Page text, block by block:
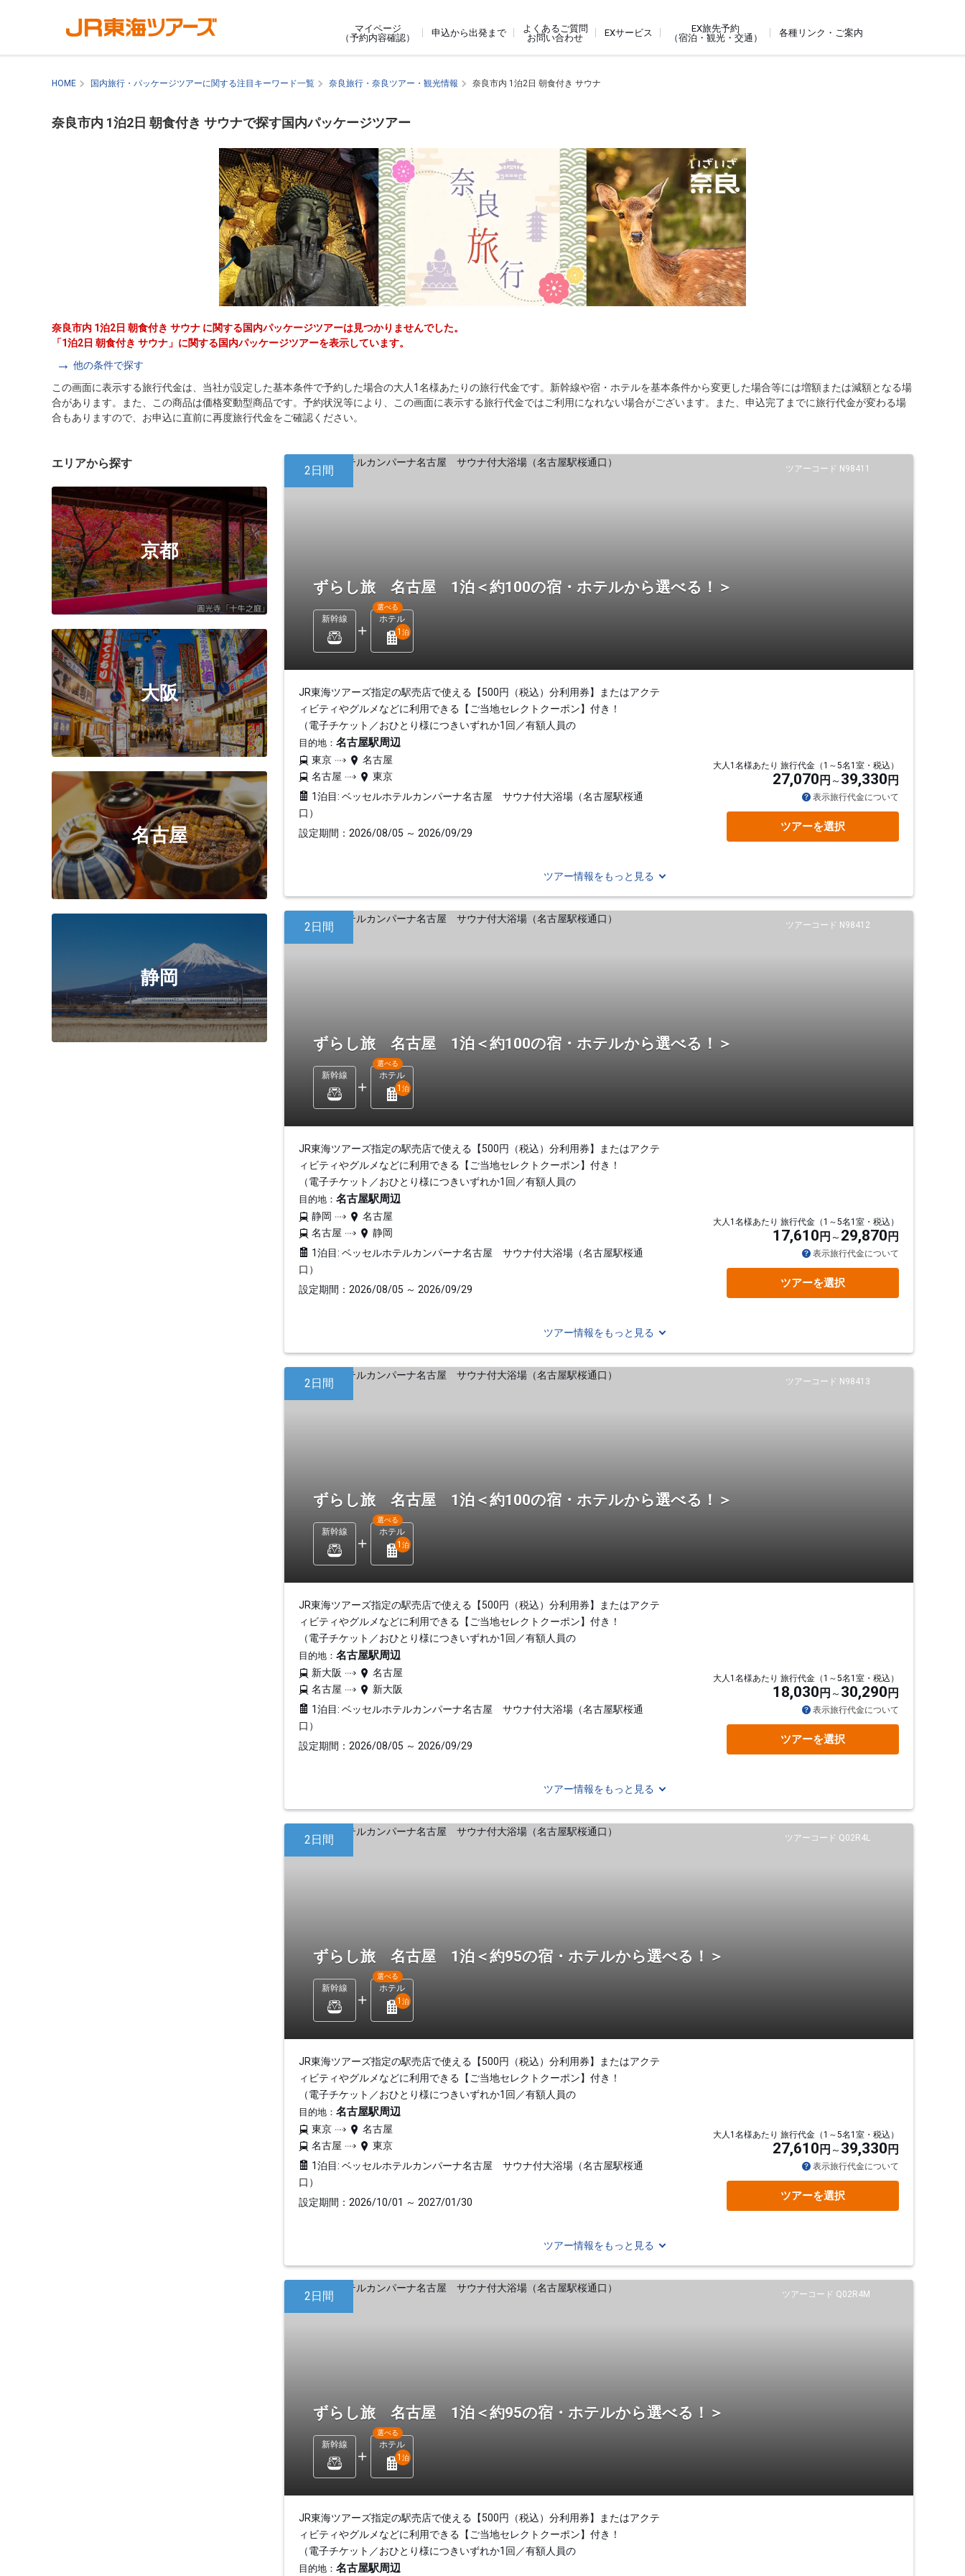
マイページ
（予約内容確認）
申込から出発まで
よくあるご質問
お問い合わせ
EXサービス
EX旅先予約
（宿泊・観光・交通）
各種リンク・ご案内
HOME 国内旅行・パッケージツアーに関する注目キーワード一覧 奈良旅行・奈良ツアー・観光情報 奈良市内 1泊2日 朝食付き サウナ
奈良市内 1泊2日 朝食付き サウナで探す国内パッケージツアー
奈良市内 1泊2日 朝食付き サウナ に関する国内パッケージツアーは見つかりませんでした。
「1泊2日 朝食付き サウナ」に関する国内パッケージツアーを表示しています。
他の条件で探す
この画面に表示する旅行代金は、当社が設定した基本条件で予約した場合の大人1名様あたりの旅行代金です。新幹線や宿・ホテルを基本条件から変更した場合等には増額または減額となる場
合があります。また、この商品は価格変動型商品です。予約状況等により、この画面に表示する旅行代金ではご利用になれない場合がございます。また、申込完了までに旅行代金が変わる場
合もありますので、お申込に直前に再度旅行代金をご確認ください。
エリアから探す
京都
大阪
名古屋
静岡
ツアーコード N98411
2日間
ずらし旅 名古屋 1泊＜約100の宿・ホテルから選べる！＞
新幹線 ホテル
選べる
1 泊
JR東海ツアーズ指定の駅売店で使える【500円（税込）分利用券】またはアクテ
ィビティやグルメなどに利用できる【ご当地セレクトクーポン】付き！
（電子チケット／おひとり様につきいずれか1回／有額人員の
目的地： 名古屋駅周辺
東京
名古屋
名古屋
東京
1泊目: ベッセルホテルカンパーナ名古屋 サウナ付大浴場（名古屋駅桜通
口）
設定期間：2026/08/05 ～ 2026/09/29
大人1名様あたり 旅行代金（1～5名1室・税込）
27,070 円 39,330 円
表示旅行代金について
ツアーを選択
ツアー情報をもっと見る
ツアーコード N98412
2日間
ずらし旅 名古屋 1泊＜約100の宿・ホテルから選べる！＞
新幹線 ホテル
選べる
1 泊
JR東海ツアーズ指定の駅売店で使える【500円（税込）分利用券】またはアクテ
ィビティやグルメなどに利用できる【ご当地セレクトクーポン】付き！
（電子チケット／おひとり様につきいずれか1回／有額人員の
目的地： 名古屋駅周辺
静岡
名古屋
名古屋
静岡
1泊目: ベッセルホテルカンパーナ名古屋 サウナ付大浴場（名古屋駅桜通
口）
設定期間：2026/08/05 ～ 2026/09/29
大人1名様あたり 旅行代金（1～5名1室・税込）
17,610 円 29,870 円
表示旅行代金について
ツアーを選択
ツアー情報をもっと見る
ツアーコード N98413
2日間
ずらし旅 名古屋 1泊＜約100の宿・ホテルから選べる！＞
新幹線 ホテル
選べる
1 泊
JR東海ツアーズ指定の駅売店で使える【500円（税込）分利用券】またはアクテ
ィビティやグルメなどに利用できる【ご当地セレクトクーポン】付き！
（電子チケット／おひとり様につきいずれか1回／有額人員の
目的地： 名古屋駅周辺
新大阪
名古屋
名古屋
新大阪
1泊目: ベッセルホテルカンパーナ名古屋 サウナ付大浴場（名古屋駅桜通
口）
設定期間：2026/08/05 ～ 2026/09/29
大人1名様あたり 旅行代金（1～5名1室・税込）
18,030 円 30,290 円
表示旅行代金について
ツアーを選択
ツアー情報をもっと見る
ツアーコード Q02R4L
2日間
ずらし旅 名古屋 1泊＜約95の宿・ホテルから選べる！＞
新幹線 ホテル
選べる
1 泊
JR東海ツアーズ指定の駅売店で使える【500円（税込）分利用券】またはアクテ
ィビティやグルメなどに利用できる【ご当地セレクトクーポン】付き！
（電子チケット／おひとり様につきいずれか1回／有額人員の
目的地： 名古屋駅周辺
東京
名古屋
名古屋
東京
1泊目: ベッセルホテルカンパーナ名古屋 サウナ付大浴場（名古屋駅桜通
口）
設定期間：2026/10/01 ～ 2027/01/30
大人1名様あたり 旅行代金（1～5名1室・税込）
27,610 円 39,330 円
表示旅行代金について
ツアーを選択
ツアー情報をもっと見る
ツアーコード Q02R4M
2日間
ずらし旅 名古屋 1泊＜約95の宿・ホテルから選べる！＞
新幹線 ホテル
選べる
1 泊
JR東海ツアーズ指定の駅売店で使える【500円（税込）分利用券】またはアクテ
ィビティやグルメなどに利用できる【ご当地セレクトクーポン】付き！
（電子チケット／おひとり様につきいずれか1回／有額人員の
目的地： 名古屋駅周辺